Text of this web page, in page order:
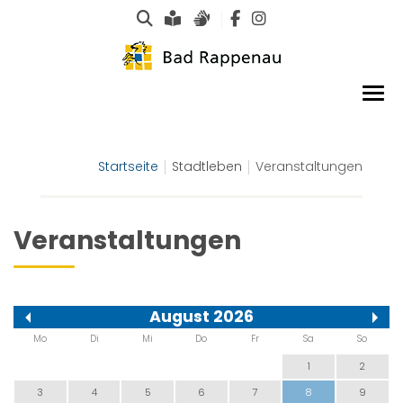
Suche
Leichte Sprache
Gebärdensprachen
Startseite Stadtleben Veranstaltungen
Veranstaltungen
August 2026
Mo Di Mi Do Fr Sa So
1
2
3
4 5 6 7 8
9